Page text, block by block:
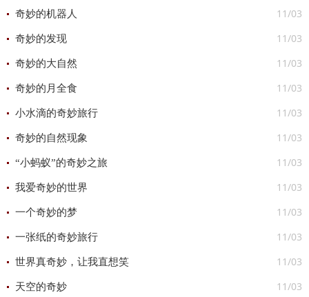
11/03
奇妙的机器人
11/03
奇妙的发现
11/03
奇妙的大自然
11/03
奇妙的月全食
11/03
小水滴的奇妙旅行
11/03
奇妙的自然现象
11/03
“小蚂蚁”的奇妙之旅
11/03
我爱奇妙的世界
11/03
一个奇妙的梦
11/03
一张纸的奇妙旅行
11/03
世界真奇妙，让我直想笑
11/03
天空的奇妙